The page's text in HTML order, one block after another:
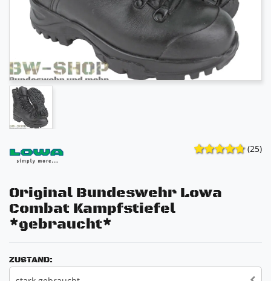
(25)
Original Bundeswehr Lowa
Combat Kampfstiefel
*gebraucht*
ZUSTAND: